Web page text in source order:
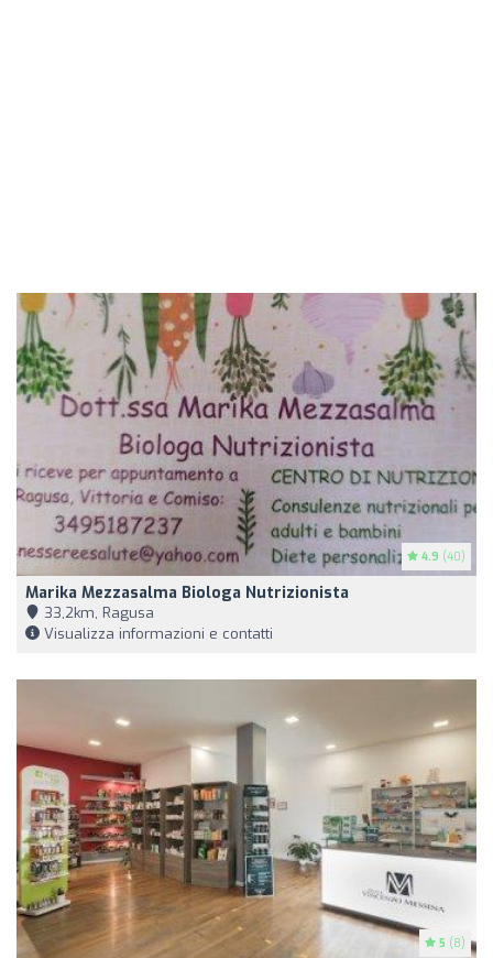
4.9 (40)
Marika Mezzasalma Biologa Nutrizionista
33,2km, Ragusa
Visualizza informazioni e contatti
5 (8)